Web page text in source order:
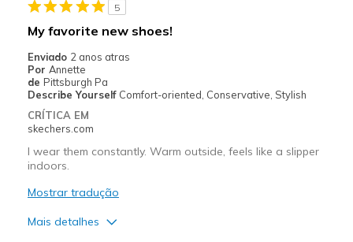
Width
Sizing
Feels true to size
5
My favorite new shoes!
Enviado 2 anos atras
Por Annette
de Pittsburgh Pa
Describe Yourself Comfort-oriented, Conservative, Stylish
CRÍTICA EM
skechers.com
I wear them constantly. Warm outside, feels like a slipper
indoors.
Mostrar tradução
Mais detalhes